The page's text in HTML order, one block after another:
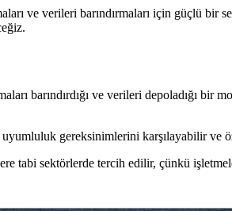
ve verileri barındırmaları için güçlü
barındırdığı ve verileri depoladığı bir
gereksinimlerini karşılayabilir ve
tabi sektörlerde tercih edilir, çünkü